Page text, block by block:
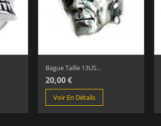
Bague Taille 13US...
20,00 €
Voir En Détails